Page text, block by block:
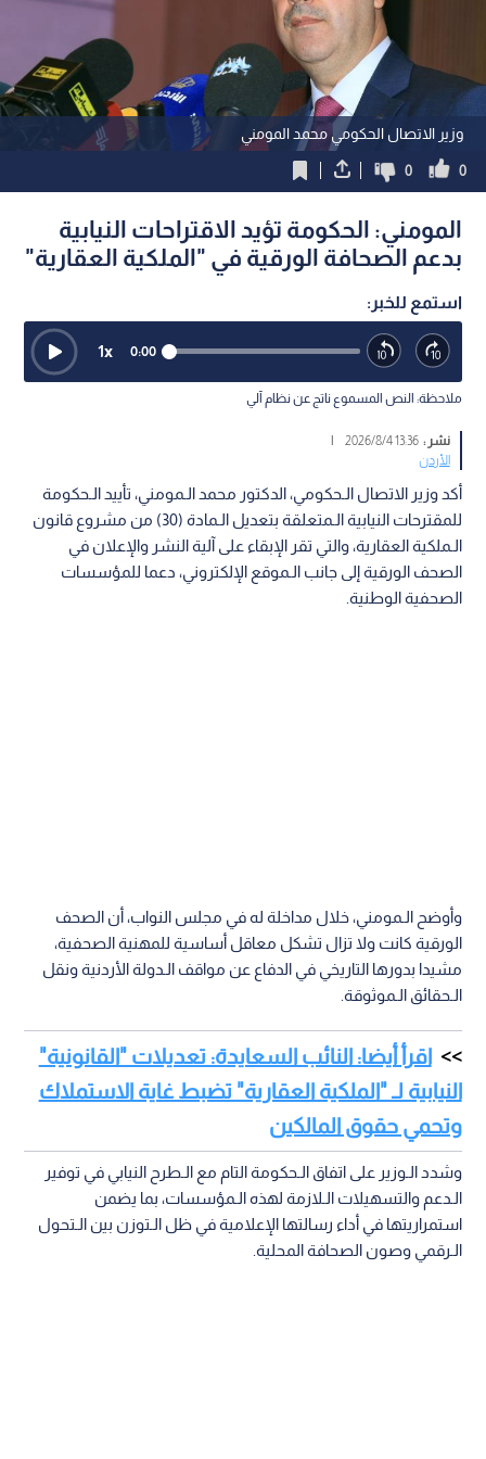
وزير الاتصال الحكومي محمد المومني
0
0
المومني: الحكومة تؤيد الاقتراحات النيابية
بدعم الصحافة الورقية في "الملكية العقارية"
استمع للخبر:
0:00
1x
ملاحظة: النص المسموع ناتج عن نظام آلي
نشر :13:36 2026/8/4
|
الأردن
أكد وزير الاتصال الـحكومي، الدكتور محمد الـمومني، تأييد الـحكومة
للمقترحات النيابية الـمتعلقة بتعديل الـمادة (30) من مشروع قانون
الـملكية العقارية، والتي تقر الإبقاء على آلية النشر والإعلان في
الصحف الورقية إلى جانب الـموقع الإلكتروني، دعما للمؤسسات
الصحفية الوطنية.
وأوضح الـمومني، خلال مداخلة له في مجلس النواب، أن الصحف
الورقية كانت ولا تزال تشكل معاقل أساسية للمهنية الصحفية،
مشيدا بدورها التاريخي في الدفاع عن مواقف الـدولة الأردنية ونقل
الـحقائق الـموثوقة.
اقرأ أيضا: النائب السعايدة: تعديلات "القانونية"
النيابية لـ "الملكية العقارية" تضبط غاية الاستملاك
وتحمي حقوق المالكين
وشدد الـوزير على اتفاق الـحكومة التام مع الـطرح النيابي في توفير
الـدعم والتسهيلات الـلازمة لهذه الـمؤسسات، بما يضمن
استمراريتها في أداء رسالتها الإعلامية في ظل الـتوزن بين الـتحول
الـرقمي وصون الصحافة المحلية.